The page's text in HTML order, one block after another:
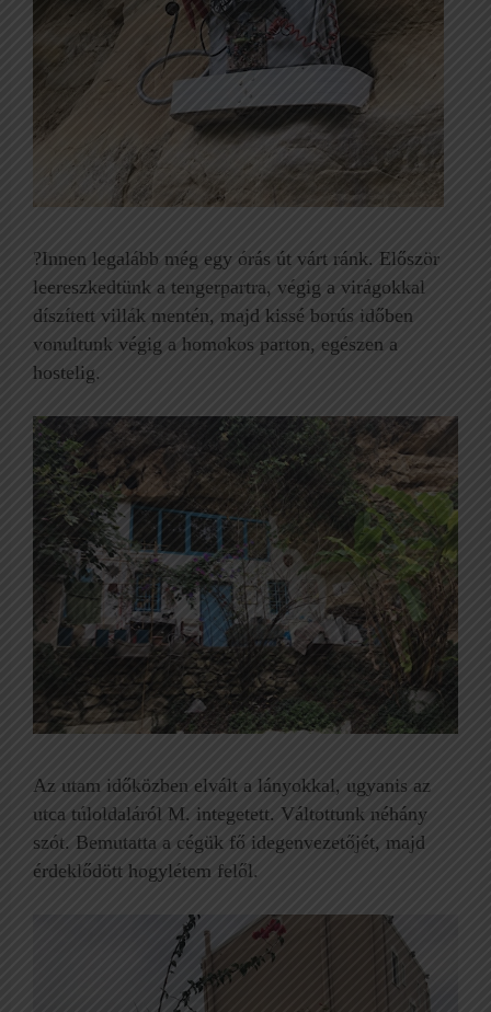
?Innen legalább még egy órás út várt ránk. Először
leereszkedtünk a tengerpartra, végig a virágokkal
díszített villák mentén, majd kissé borús időben
vonultunk végig a homokos parton, egészen a
hostelig.
Az utam időközben elvált a lányokkal, ugyanis az
utca túloldaláról M. integetett. Váltottunk néhány
szót. Bemutatta a cégük fő idegenvezetőjét, majd
érdeklődött hogylétem felől.